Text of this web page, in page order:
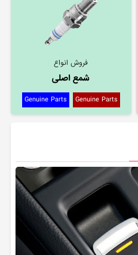
فروش انواع
شمع اصلی
Genuine Parts
Genuine Parts